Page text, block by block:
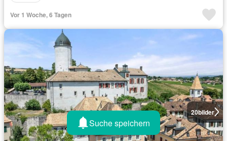
Vor 1 Woche, 6 Tagen
20bilder
Suche speichern